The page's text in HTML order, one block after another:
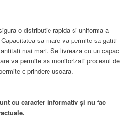
o distributie rapida si uniforma a
sa mare va permite sa gatiti
mai mari. Se livreaza cu un capac
va permite sa monitorizati procesul de
o prindere usoara.
cu caracter informativ și nu fac